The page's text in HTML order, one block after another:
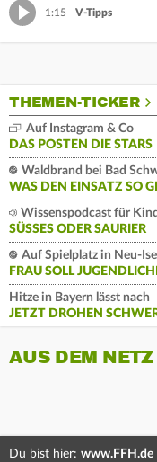
1:15 V-Tipps
THEMEN-TICKER
Auf Instagram & Co
DAS POSTEN DIE STARS
Waldbrand bei Bad
WAS DEN EINSATZ SO
Wissenspodcast für
SÜSSES ODER SAURIER
Auf Spielplatz in Neu-
FRAU SOLL
Hitze in Bayern lässt nach
JETZT DROHEN
AUS DEM NETZ
Du bist hier: www.FFH.de